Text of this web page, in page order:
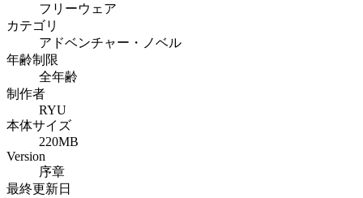
フリーウェア
カテゴリ
アドベンチャー・ノベル
年齢制限
全年齢
制作者
RYU
本体サイズ
220MB
Version
序章
最終更新日